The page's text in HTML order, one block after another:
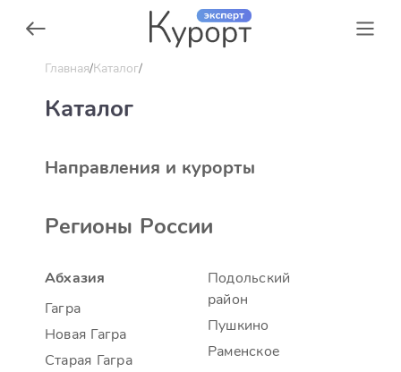
Главная Каталог
Каталог
Направления и курорты
Регионы России
Абхазия
Гагра
Новая Гагра
Старая Гагра
Подольский
район
Пушкино
Раменское